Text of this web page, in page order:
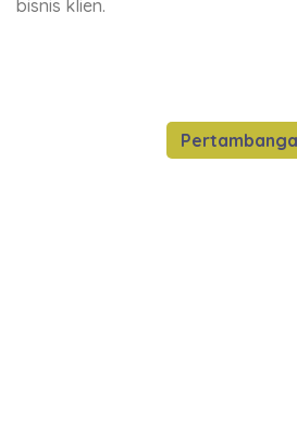
bisnis klien.